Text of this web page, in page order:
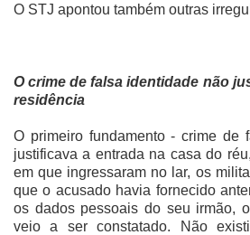
O STJ apontou também outras
O crime de falsa identidade não
residência
O primeiro fundamento - crime de
justificava a entrada na casa do
em que ingressaram no lar, os
que o acusado havia fornecido
os dados pessoais do seu irmão,
veio a ser constatado. Não